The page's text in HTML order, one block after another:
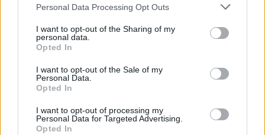
Personal Data Processing Opt Outs
I want to opt-out of the Sharing of my
personal data.
Opted In
I want to opt-out of the Sale of my
Personal Data.
Opted In
I want to opt-out of processing my
Personal Data for Targeted Advertising.
Opted In
prekybos centras
Auto